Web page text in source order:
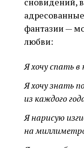
фантазии —
любви:
Я хочу спать
Я хочу знать
из каждого
Я нарисую
на